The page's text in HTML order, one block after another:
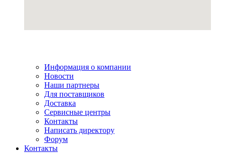
Информация о компании
Новости
Наши партнеры
Для поставщиков
Доставка
Сервисные центры
Контакты
Написать директору
Форум
Контакты